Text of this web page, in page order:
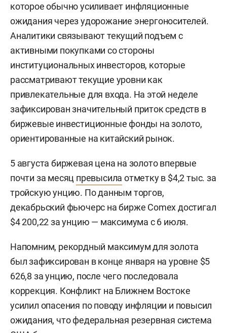
которое обычно усиливает инфляционные
ожидания через удорожание энергоносителей.
Аналитики связывают текущий подъем с
активными покупками со стороны
институциональных инвесторов, которые
рассматривают текущие уровни как
привлекательные для входа. На этой неделе
зафиксирован значительный приток средств в
биржевые инвестиционные фонды на золото,
ориентированные на китайский рынок.
5 августа биржевая цена на золото впервые
почти за месяц превысила отметку в $4,2 тыс. за
тройскую унцию. По данным торгов,
декабрьский фьючерс на бирже Comex достигал
$4 200,22 за унцию — максимума с 6 июля.
Напомним, рекордный максимум для золота
был зафиксирован в конце января на уровне $5
626,8 за унцию, после чего последовала
коррекция. Конфликт на Ближнем Востоке
усилил опасения по поводу инфляции и повысил
ожидания, что федеральная резервная система